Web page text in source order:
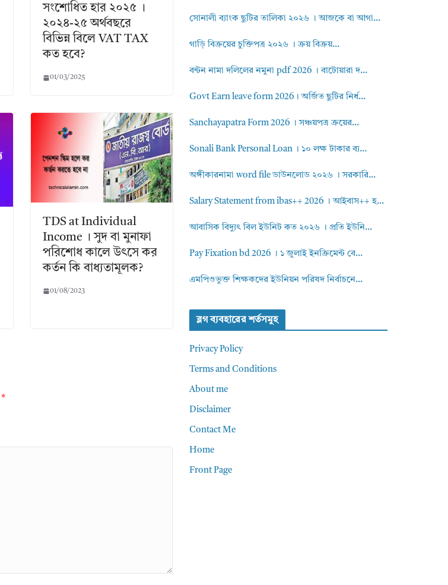
সংশোধিত হার ২০২৫ ।
২০২৪-২৫ অর্থবছরে
বিভিন্ন বিলে VAT TAX
কত হবে?
01/03/2025
TDS at Individual
Income । সুদ বা মুনাফা
পরিশোধ কালে উৎসে কর
কর্তন কি বাধ্যতামূলক?
01/08/2023
*
সোনালী ব্যাংক ছুটির তালিকা ২০২৬ । আজকে বা আগা...
গাড়ি বিক্রয়ের চুক্তিপত্র ২০২৬ । ক্রয় বিক্রয়...
বন্টন নামা দলিলের নমুনা pdf 2026 । বাটোয়ারা দ...
Govt Earn leave form 2026। অর্জিত ছুটির নির্ধ...
Sanchayapatra Form 2026 । সঞ্চয়পত্র ক্রয়ের...
Sonali Bank Personal Loan । ১০ লক্ষ টাকার ব্য...
অঙ্গীকারনামা word file ডাউনলোড ২০২৬ । সরকারি...
Salary Statement from ibas++ 2026 । আইবাস++ হ...
আবাসিক বিদ্যুৎ বিল ইউনিট কত ২০২৬ । প্রতি ইউনি...
Pay Fixation bd 2026 । ১ জুলাই ইনক্রিমেন্ট বে...
এমপিওভুক্ত শিক্ষকদের ইউনিয়ন পরিষদ নির্বাচনে...
ব্লগ ব্যবহারের শর্তসমুহ
Privacy Policy
Terms and Conditions
About me
Disclaimer
Contact Me
Home
Front Page